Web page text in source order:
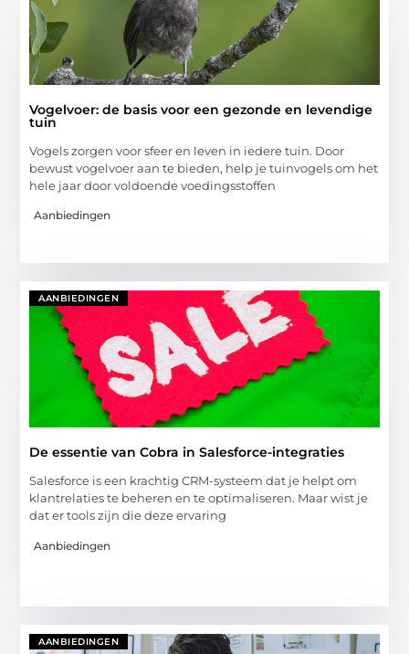
Vogelvoer: de basis voor een gezonde en levendige
tuin
Vogels zorgen voor sfeer en leven in iedere tuin. Door
bewust vogelvoer aan te bieden, help je tuinvogels om het
hele jaar door voldoende voedingsstoffen
Aanbiedingen
AANBIEDINGEN
De essentie van Cobra in Salesforce-integraties
Salesforce is een krachtig CRM-systeem dat je helpt om
klantrelaties te beheren en te optimaliseren. Maar wist je
dat er tools zijn die deze ervaring
Aanbiedingen
AANBIEDINGEN